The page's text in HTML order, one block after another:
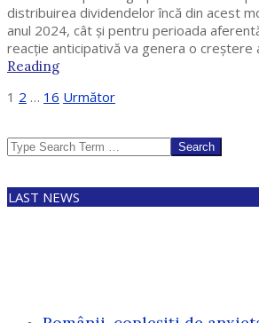
distribuirea dividendelor încă din acest
anul 2024, cât și pentru perioada
reacție anticipativă va genera o creștere
Reading
Paginație
articole
1 2 … 16 Următor
Search
LAST NEWS